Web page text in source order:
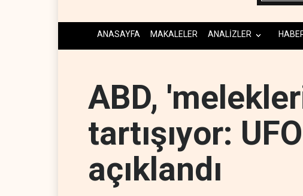
ANASAYFA MAKALELER ANALİZLER
ABD,
tartışıyor:
açıklandı